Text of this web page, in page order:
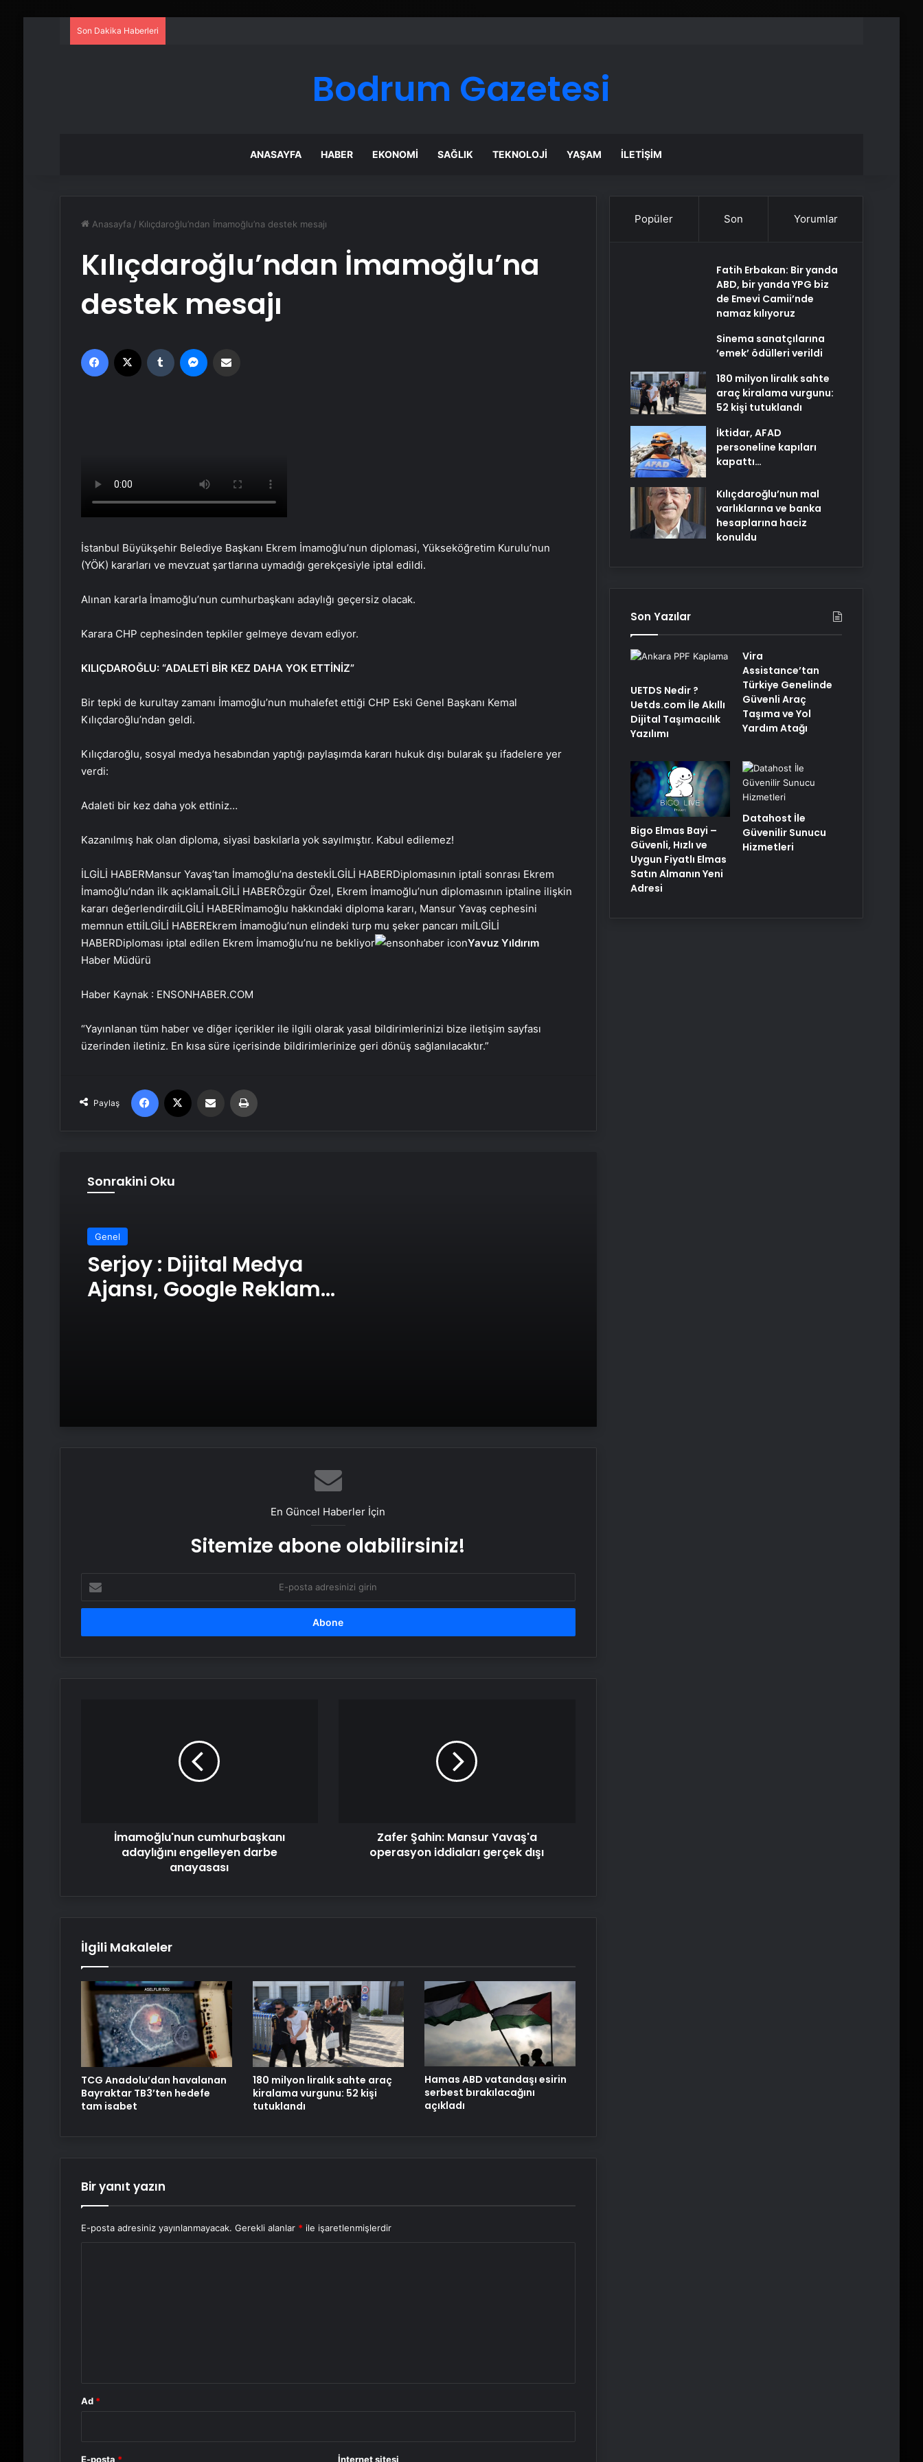
Son Dakika Haberleri
Bodrum Gazetesi
ANASAYFA HABER EKONOMI SAĞLIK TEKNOLOJI YAŞAM İLETIŞIM
Anasayfa / Kılıçdaroğlu’ndan İmamoğlu’na destek mesajı
Kılıçdaroğlu’ndan İmamoğlu’na
destek mesajı
Facebook Tumblr
İstanbul Büyükşehir Belediye Başkanı Ekrem İmamoğlu’nun diplomasi, Yükseköğretim Kurulu’nun
(YÖK) kararları ve mevzuat şartlarına uymadığı gerekçesiyle iptal edildi.
Alınan kararla İmamoğlu’nun cumhurbaşkanı adaylığı geçersiz olacak.
Karara CHP cephesinden tepkiler gelmeye devam ediyor.
KILIÇDAROĞLU: “ADALETİ BİR KEZ DAHA YOK ETTİNİZ”
Bir tepki de kurultay zamanı İmamoğlu’nun muhalefet ettiği CHP Eski Genel Başkanı Kemal
Kılıçdaroğlu’ndan geldi.
Kılıçdaroğlu, sosyal medya hesabından yaptığı paylaşımda kararı hukuk dışı bularak şu ifadelere yer
verdi:
Adaleti bir kez daha yok ettiniz…
Kazanılmış hak olan diploma, siyasi baskılarla yok sayılmıştır. Kabul edilemez!
İLGİLİ HABERMansur Yavaş’tan İmamoğlu’na destekİLGİLİ HABERDiplomasının iptali sonrası Ekrem
İmamoğlu’ndan ilk açıklamaİLGİLİ HABERÖzgür Özel, Ekrem İmamoğlu’nun diplomasının iptaline ilişkin
kararı değerlendirdiİLGİLİ HABERİmamoğlu hakkındaki diploma kararı, Mansur Yavaş cephesini
memnun ettiİLGİLİ HABEREkrem İmamoğlu’nun elindeki turp mu şeker pancarı mıİLGİLİ
HABERDiploması iptal edilen Ekrem İmamoğlu’nu ne bekliyor
Yavuz Yıldırım
Haber Müdürü
Haber Kaynak : ENSONHABER.COM
“Yayınlanan tüm haber ve diğer içerikler ile ilgili olarak yasal bildirimlerinizi bize iletişim sayfası
üzerinden iletiniz. En kısa süre içerisinde bildirimlerinize geri dönüş sağlanılacaktır.”
Paylaş
Facebook Email'den paylaş
Sonrakini Oku
Genel
Serjoy : Dijital Medya
Ajansı, Google Reklam
Tasarım Ajansı
Yunan basınından Başkan Erdoğan
Bayraktar TB3’ten hedefe tam
En Güncel Haberler İçin
Sitemize abone olabilirsiniz!
posta
adresinizi
İmamoğlu'nun cumhurbaşkanı
adaylığını engelleyen darbe
anayasası
Zafer Şahin: Mansur Yavaş'a
operasyon iddiaları gerçek dışı
İlgili Makaleler
TCG Anadolu’dan havalanan
Bayraktar TB3’ten hedefe
tam isabet
180 milyon liralık sahte araç
kiralama vurgunu: 52 kişi
tutuklandı
Hamas ABD vatandaşı esirin
serbest bırakılacağını
açıkladı
Bir yanıt yazın
E-posta adresiniz yayınlanmayacak. Gerekli alanlar * ile işaretlenmişlerdir
Ad *
E-posta * İnternet sitesi
Popüler Son Yorumlar
Fatih Erbakan: Bir yanda
ABD, bir yanda YPG biz
de Emevi Camii’nde
namaz kılıyoruz
Sinema sanatçılarına
’emek’ ödülleri verildi
180 milyon liralık sahte
araç kiralama vurgunu:
52 kişi tutuklandı
İktidar, AFAD
personeline kapıları
kapattı…
Kılıçdaroğlu’nun mal
varlıklarına ve banka
hesaplarına haciz
konuldu
Son Yazılar
UETDS Nedir ?
Uetds.com İle Akıllı
Dijital Taşımacılık
Yazılımı
Vira
Assistance’tan
Türkiye Genelinde
Güvenli Araç
Taşıma ve Yol
Yardım Atağı
Bigo Elmas Bayi –
Güvenli, Hızlı ve
Uygun Fiyatlı Elmas
Satın Almanın Yeni
Adresi
Datahost İle
Güvenilir Sunucu
Hizmetleri